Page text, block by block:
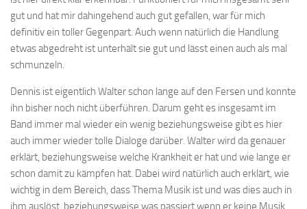
gut und hat mir dahingehend auch gut gefallen, war für mich
definitiv ein toller Gegenpart. Auch wenn natürlich die Handlung
etwas abgedreht ist unterhält sie gut und lässt einen auch als mal
schmunzeln.
Dennis ist eigentlich Walter schon lange auf den Fersen und konnte
ihn bisher noch nicht überführen. Darum geht es insgesamt im
Band immer mal wieder ein wenig beziehungsweise gibt es hier
auch immer wieder tolle Dialoge darüber. Walter wird da genauer
erklärt, beziehungsweise welche Krankheit er hat und wie lange er
schon damit zu kämpfen hat. Dabei wird natürlich auch erklärt, wie
wichtig in dem Bereich, dass Thema Musik ist und was dies auch in
ihm auslöst, beziehungsweise was passiert wenn er keine Musik